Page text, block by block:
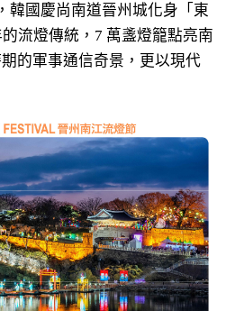
韓國慶尚南道晉州城化身「東
流燈傳統，7 萬盞燈籠點亮南
的軍事通信奇景，更以現代